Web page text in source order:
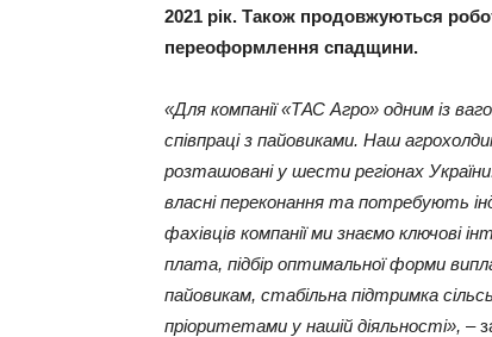
2021 рік. Також продовжуються
переоформлення спадщини.
«Для компанії «ТАС Агро» одним із
співпраці з пайовиками. Наш
розташовані у шести регіонах
власні переконання та потребують
фахівців компанії ми знаємо ключові
плата, підбір оптимальної форми
пайовикам, стабільна підтримка
пріоритетами у нашій діяльності», –